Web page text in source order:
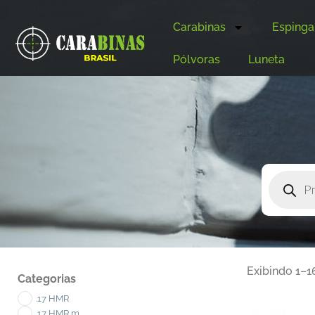
Carabinas
Pólvoras Luneta
Categorias
.17 HMR
Exibindo